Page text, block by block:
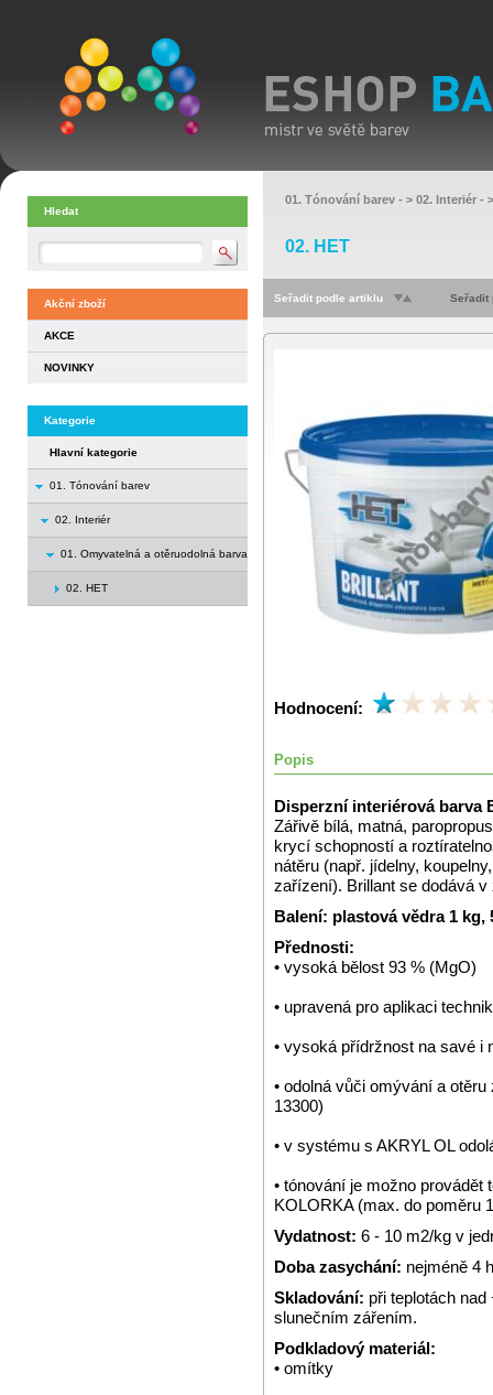
Hledat
Akční zboží
AKCE
NOVINKY
Kategorie
Hlavní kategorie
01. Tónování barev
02. Interiér
01. Omyvatelná a otěruodolná barva
02. HET
01. Tónování barev - > 02. Interiér -
02. HET
Seřadit podle artiklu Seřadit
Hodnocení:
Popis
Disperzní interiérová barva
Zářivě bílá, matná,
krycí schopností a
nátěru (např. jídelny,
zařízení). Brillant se dodává
Balení: plastová vědra 1 kg,
Přednosti:
• vysoká bělost 93 % (MgO)
• upravená pro aplikaci
• vysoká přídržnost na savé i
• odolná vůči omývání a
13300)
• v systému s AKRYL OL
• tónování je možno
KOLORKA (max. do poměru
Vydatnost: 6 - 10 m2/kg v
Doba zasychání: nejméně 4
Skladování: při teplotách
slunečním zářením.
Podkladový materiál:
• omítky